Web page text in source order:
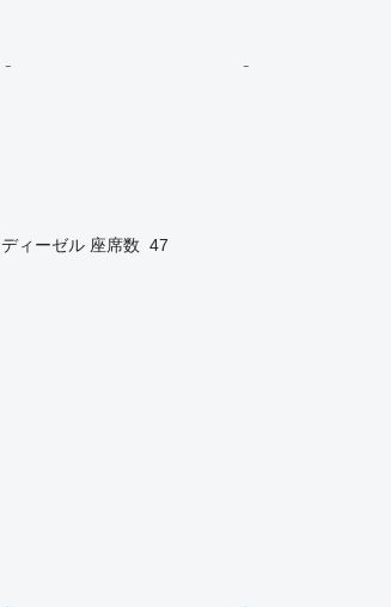
ディーゼル 座席数 47